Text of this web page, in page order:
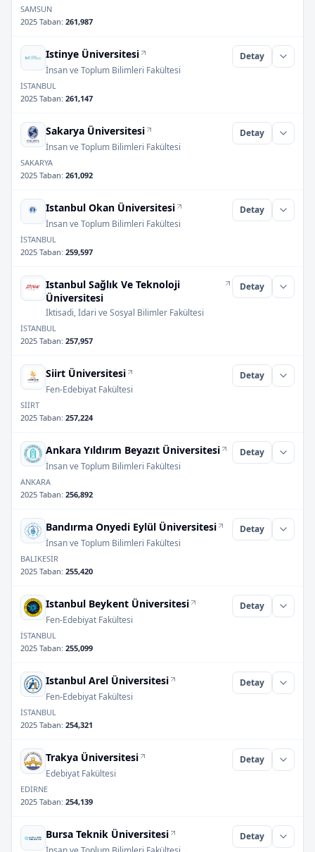
SAMSUN
2025 Taban: 261,987
Istinye Üniversitesi
İnsan ve Toplum Bilimleri Fakültesi
Detay
İSTANBUL
2025 Taban: 261,147
Sakarya Üniversitesi
İnsan ve Toplum Bilimleri Fakültesi
Detay
SAKARYA
2025 Taban: 261,092
Istanbul Okan Üniversitesi
İnsan ve Toplum Bilimleri Fakültesi
Detay
İSTANBUL
2025 Taban: 259,597
Istanbul Sağlık Ve Teknoloji
Üniversitesi
İktisadi, İdari ve Sosyal Bilimler Fakültesi
Detay
İSTANBUL
2025 Taban: 257,957
Siirt Üniversitesi
Fen-Edebiyat Fakültesi
Detay
SİİRT
2025 Taban: 257,224
Ankara Yıldırım Beyazıt Üniversitesi
İnsan ve Toplum Bilimleri Fakültesi
Detay
ANKARA
2025 Taban: 256,892
Bandırma Onyedi Eylül Üniversitesi
İnsan ve Toplum Bilimleri Fakültesi
Detay
BALIKESİR
2025 Taban: 255,420
Istanbul Beykent Üniversitesi
Fen-Edebiyat Fakültesi
Detay
İSTANBUL
2025 Taban: 255,099
Istanbul Arel Üniversitesi
Fen-Edebiyat Fakültesi
Detay
İSTANBUL
2025 Taban: 254,321
Trakya Üniversitesi
Edebiyat Fakültesi
Detay
EDİRNE
2025 Taban: 254,139
Bursa Teknik Üniversitesi Detay